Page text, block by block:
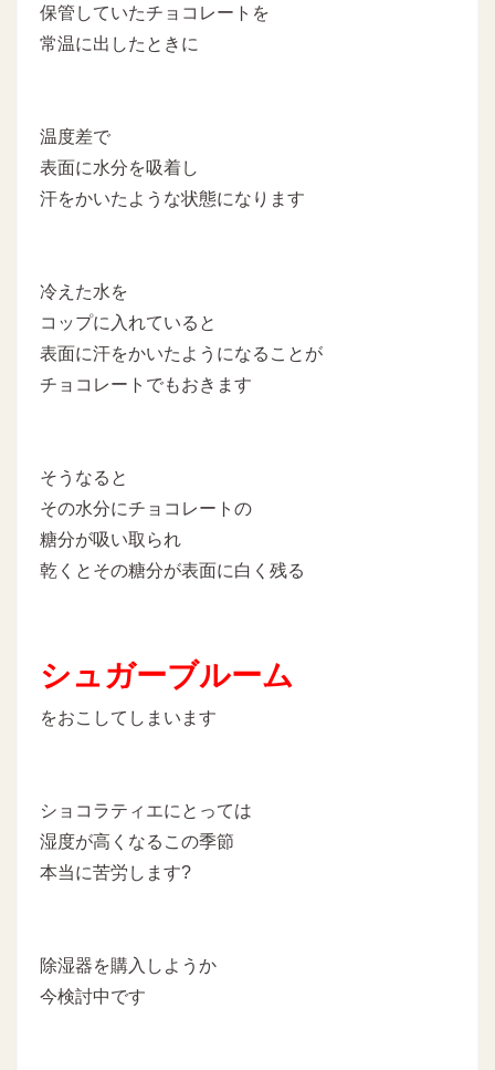
保管していたチョコレートを
常温に出したときに
温度差で
表面に水分を吸着し
汗をかいたような状態になります
冷えた水を
コップに入れていると
表面に汗をかいたようになることが
チョコレートでもおきます
そうなると
その水分にチョコレートの
糖分が吸い取られ
乾くとその糖分が表面に白く残る
シュガーブルーム
をおこしてしまいます
ショコラティエにとっては
湿度が高くなるこの季節
本当に苦労します?
除湿器を購入しようか
今検討中です